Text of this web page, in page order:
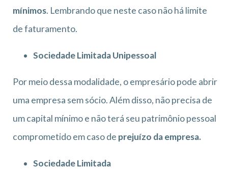
mínimos. Lembrando que neste caso não há limite
de faturamento.
Sociedade Limitada Unipessoal
Por meio dessa modalidade, o empresário pode abrir
uma empresa sem sócio. Além disso, não precisa de
um capital mínimo e não terá seu patrimônio pessoal
comprometido em caso de prejuízo da empresa.
Sociedade Limitada